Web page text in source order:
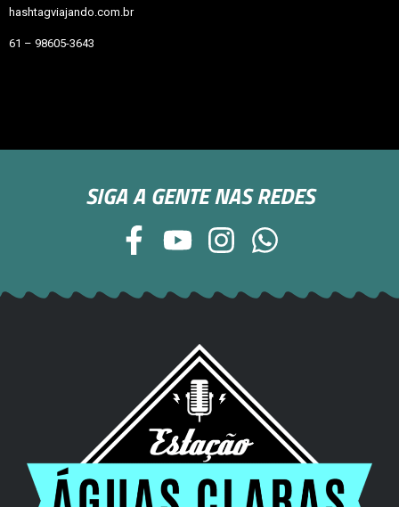
hashtagviajando.com.br
61 – 98605-3643
SIGA A GENTE NAS REDES